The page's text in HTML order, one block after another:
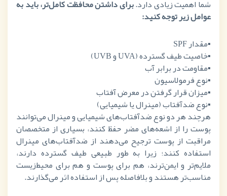
شما اهمیت زیادی دارد.برای داشتن محافظت کامل‌تر، باید به
عوامل زیر توجه کنید:
▪️مقدارSPF
▪️خاصیت طیف گسترده (UVAوUVB
)
▪️مقاومت در برابر آب
▪️نوع فرمولاسیون
▪️میزان قرار گرفتن در معرض آفتاب
▪️نوع ضدآفتاب (مینرال یا شیمیایی)
هرچند هر دو نوع ضدآفتاب‌های شیمیایی و مینرال می‌توانند
پوست را از اشعه‌های مضر حفظ کنند، بسیاری از متخصصان
مراقبت از پوست ترجیح می‌دهند از ضدآفتاب‌های مینرال
استفاده کنند؛ زیرا به طور طبیعی طیف گسترده دارند،
ملایم‌تر و ایمن‌ترند، هم برای پوست و هم برای محیط‌زیست
مناسب‌تر هستند و بلافاصله پس از استفاده اثر می‌گذارند.